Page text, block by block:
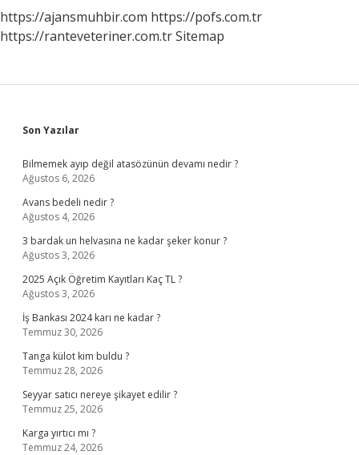
https://ajansmuhbir.com https://pofs.com.tr
https://ranteveteriner.com.trSitemap
Sidebar
Son Yazılar
Bilmemek ayıp değil atasözünün devamı nedir ?
Ağustos 6, 2026
Avans bedeli nedir ?
Ağustos 4, 2026
3 bardak un helvasına ne kadar şeker konur ?
Ağustos 3, 2026
2025 Açık Öğretim Kayıtları Kaç TL ?
Ağustos 3, 2026
İş Bankası 2024 karı ne kadar ?
Temmuz 30, 2026
Tanga külot kim buldu ?
Temmuz 28, 2026
Seyyar satıcı nereye şikayet edilir ?
Temmuz 25, 2026
Karga yırtıcı mı ?
Temmuz 24, 2026